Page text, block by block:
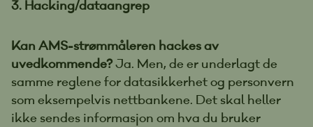
3. Hacking/dataangrep
Kan AMS-strømmåleren hackes av
uvedkommende?Ja. Men, de er underlagt de
samme reglene for datasikkerhet og personvern
som eksempelvis nettbankene. Det skal heller
ikke sendes informasjon om hva du bruker